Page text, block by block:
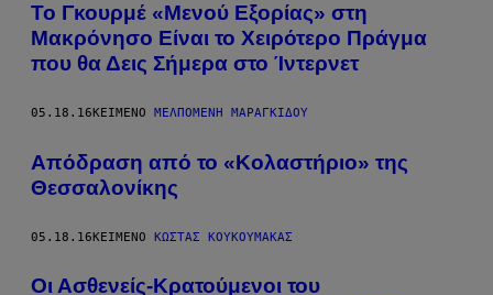
Το Γκουρμέ «Μενού Εξορίας» στη
Μακρόνησο Είναι το Χειρότερο Πράγμα
που θα Δεις Σήμερα στο Ίντερνετ
05.18.16 ΚΕΊΜΕΝΟ ΜΕΛΠΟΜΈΝΗ ΜΑΡΑΓΚΊΔΟΥ
Aπόδραση από το «Κολαστήριο» της
Θεσσαλονίκης
05.18.16ΚΕΊΜΕΝΟ ΚΩΣΤΑΣ ΚΟΥΚΟΥΜΑΚΑΣ
Οι Ασθενείς-Κρατούμενοι του